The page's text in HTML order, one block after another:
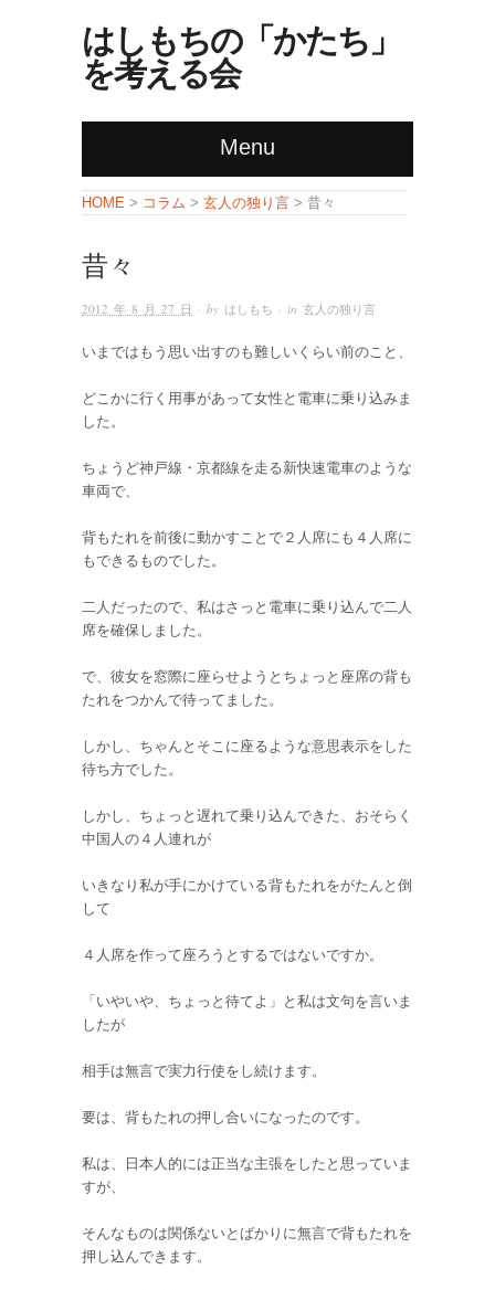
はしもちの「かたち」
を考える会
Menu
HOME > コラム > 玄人の独り言 > 昔々
昔々
2012 年 8 月 27 日 · by はしもち · in 玄人の独り言
いまではもう思い出すのも難しいくらい前のこと、
どこかに行く用事があって女性と電車に乗り込みま
した。
ちょうど神戸線・京都線を走る新快速電車のような
車両で、
背もたれを前後に動かすことで２人席にも４人席に
もできるものでした。
二人だったので、私はさっと電車に乗り込んで二人
席を確保しました。
で、彼女を窓際に座らせようとちょっと座席の背も
たれをつかんで待ってました。
しかし、ちゃんとそこに座るような意思表示をした
待ち方でした。
しかし、ちょっと遅れて乗り込んできた、おそらく
中国人の４人連れが
いきなり私が手にかけている背もたれをがたんと倒
して
４人席を作って座ろうとするではないですか。
「いやいや、ちょっと待てよ」と私は文句を言いま
したが
相手は無言で実力行使をし続けます。
要は、背もたれの押し合いになったのです。
私は、日本人的には正当な主張をしたと思っていま
すが、
そんなものは関係ないとばかりに無言で背もたれを
押し込んできます。